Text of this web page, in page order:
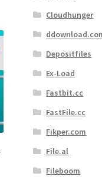
Cloudhunger
Depositfiles
Ex-Load
Fastbit.cc
FastFile.cc
Fikper.com
File.al
Fileboom